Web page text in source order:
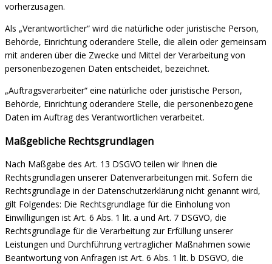
vorherzusagen.
Als „Verantwortlicher“ wird die natürliche oder juristische Person,
Behörde, Einrichtung oderandere Stelle, die allein oder gemeinsam
mit anderen über die Zwecke und Mittel der Verarbeitung von
personenbezogenen Daten entscheidet, bezeichnet.
„Auftragsverarbeiter“ eine natürliche oder juristische Person,
Behörde, Einrichtung oderandere Stelle, die personenbezogene
Daten im Auftrag des Verantwortlichen verarbeitet.
Maßgebliche Rechtsgrundlagen
Nach Maßgabe des Art. 13 DSGVO teilen wir Ihnen die
Rechtsgrundlagen unserer Datenverarbeitungen mit. Sofern die
Rechtsgrundlage in der Datenschutzerklärung nicht genannt wird,
gilt Folgendes: Die Rechtsgrundlage für die Einholung von
Einwilligungen ist Art. 6 Abs. 1 lit. a und Art. 7 DSGVO, die
Rechtsgrundlage für die Verarbeitung zur Erfüllung unserer
Leistungen und Durchführung vertraglicher Maßnahmen sowie
Beantwortung von Anfragen ist Art. 6 Abs. 1 lit. b DSGVO, die